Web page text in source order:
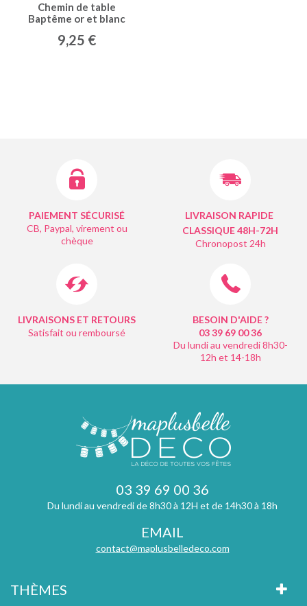
Chemin de table
Baptême or et blanc
9,25 €
PAIEMENT SÉCURISÉ
CB, Paypal, virement ou
chèque
LIVRAISON RAPIDE
CLASSIQUE 48H-72H
Chronopost 24h
LIVRAISONS ET RETOURS
Satisfait ou remboursé
BESOIN D'AIDE ?
03 39 69 0036
Du lundi au vendredi 8h30-
12h et 14-18h
03 39 69 00 36
Du lundi au vendredi de 8h30 à 12H et de 14h30 à 18h
EMAIL
contact@maplusbelledeco.com
THÈMES